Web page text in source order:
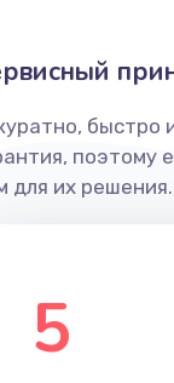
быстро
поэтому
для их решения.
5